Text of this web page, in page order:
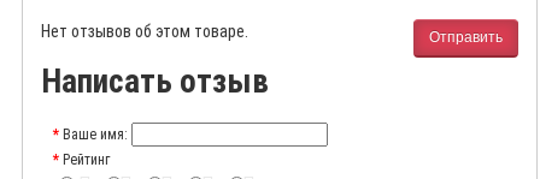
Отправить
Нет отзывов об этом товаре.
Написать отзыв
Ваше имя:
Рейтинг